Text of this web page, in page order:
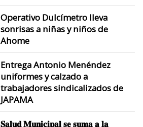
Operativo Dulcímetro lleva
sonrisas a niñas y niños de
Ahome
Entrega Antonio Menéndez
uniformes y calzado a
trabajadores sindicalizados de
JAPAMA
𝐒𝐚𝐥𝐮𝐝 𝐌𝐮𝐧𝐢𝐜𝐢𝐩𝐚𝐥 𝐬𝐞 𝐬𝐮𝐦𝐚 𝐚 𝐥𝐚